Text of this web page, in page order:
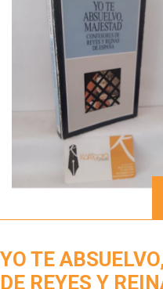
Y
YO TE
DE REYES Y